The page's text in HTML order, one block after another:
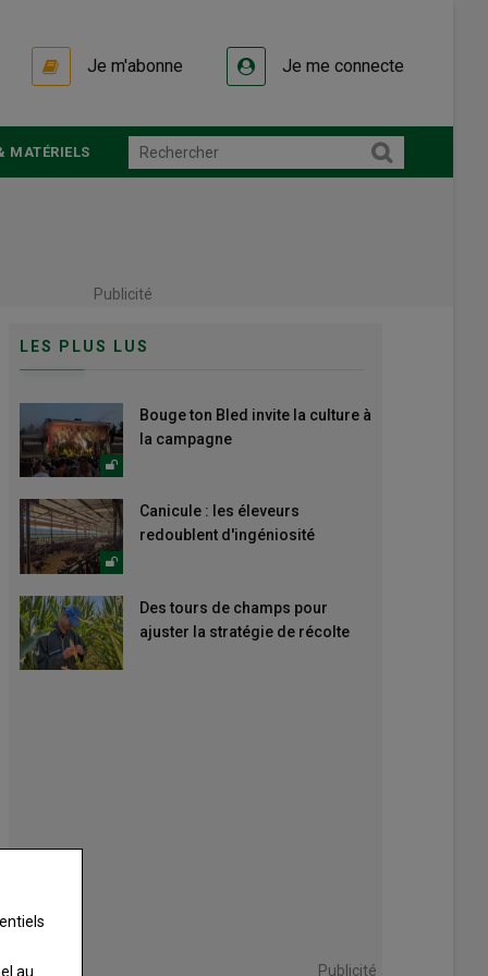
Je m'abonne Je me connecte
MATÉRIELS
Publicité
LES PLUS LUS
Bouge ton Bled invite la culture à
la campagne
Canicule : les éleveurs
redoublent d'ingéniosité
Des tours de champs pour
ajuster la stratégie de récolte
Publicité
au